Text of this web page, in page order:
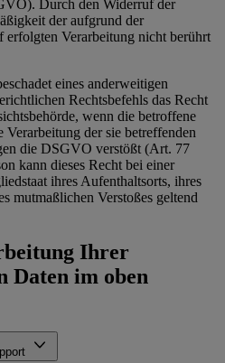
Durch den Widerruf der
der aufgrund der
Verarbeitung nicht berührt
eines anderweitigen
Rechtsbefehls das Recht
wenn die betroffene
Verarbeitung der sie betreffenden
die DSGVO verstößt (Art. 77
kann dieses Recht bei einer
ihres Aufenthaltsorts, ihres
mutmaßlichen Verstoßes geltend
Ihrer
Daten im oben